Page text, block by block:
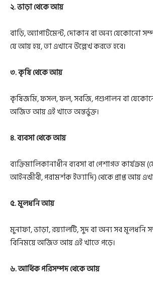
২. ভাড়া থেকে আয়
বাড়ি, অ্যাপার্টমেন্ট, দোকান বা অন্য যেকোনো
যে আয় হয়, তা এখানে উল্লেখ করতে হবে।
৩. কৃষি থেকে আয়
কৃষিজমি, ফসল, ফল, সবজি, পশুপালন বা
অর্জিত আয় এই খাতে অন্তর্ভুক্ত।
৪. ব্যবসা থেকে আয়
ব্যক্তিমালিকানাধীন ব্যবসা বা পেশাগত কার্যক্রম
আইনজীবী, পরামর্শক ইত্যাদি) থেকে প্রাপ্ত আয়
৫. মূলধনি আয়
মুনাফা, ভাড়া, রয়্যালটি, সুদ বা অন্য সব মূলধনি
বিনিময়ে অর্জিত আয় এই খাতে পড়ে।
৬. আর্থিক পরিসম্পদ থেকে আয়